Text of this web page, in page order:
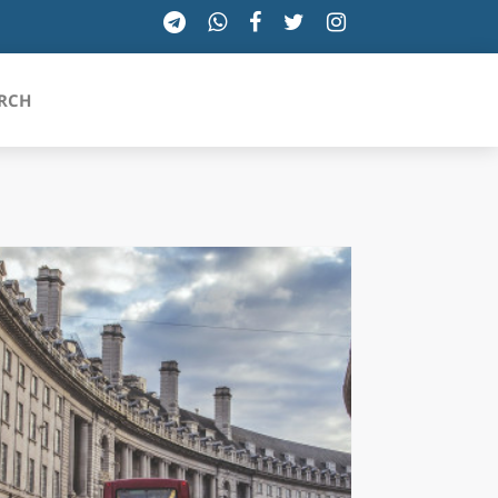
TOSCANA
TRENTINO-ALTO ADIGE
UMBRIA
VALLE D'AOSTA
VENETO